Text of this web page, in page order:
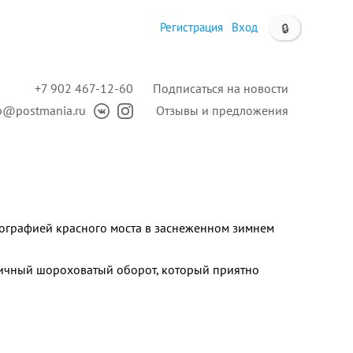
🔒
Регистрация Вход
Подписаться на новости
Отзывы и предложения
+7 902 467-12-60
красного моста в заснеженном зимнем
шороховатый оборот, который приятно